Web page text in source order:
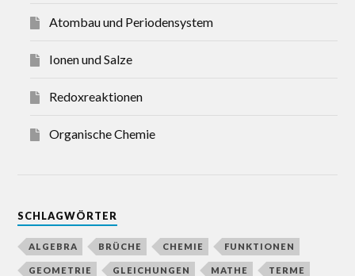
Atombau und Periodensystem
Ionen und Salze
Redoxreaktionen
Organische Chemie
SCHLAGWÖRTER
ALGEBRA BRÜCHE CHEMIE FUNKTIONEN
GEOMETRIE GLEICHUNGEN MATHE TERME